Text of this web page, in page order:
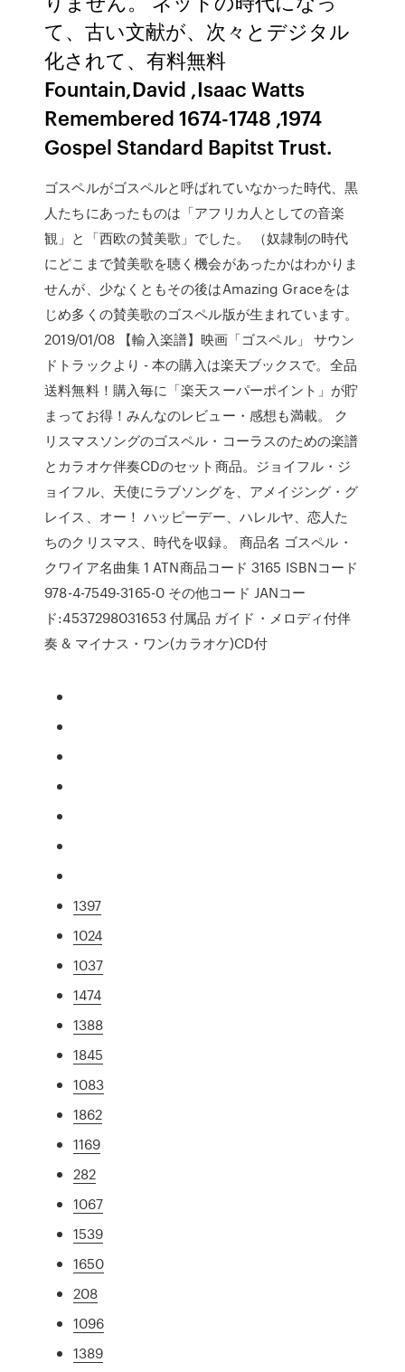
て、古い文献が、次々とデジタル
化されて、有料無料
Fountain,David ,Isaac Watts
Remembered 1674-1748 ,1974
Gospel Standard Bapitst Trust.
ゴスペルがゴスペルと呼ばれていなかった時代、黒
人たちにあったものは「アフリカ人としての音楽
観」と「西欧の賛美歌」でした。 （奴隷制の時代
にどこまで賛美歌を聴く機会があったかはわかりま
せんが、少なくともその後はAmazing Graceをは
じめ多くの賛美歌のゴスペル版が生まれています。
2019/01/08 【輸入楽譜】映画「ゴスペル」 サウン
ドトラックより - 本の購入は楽天ブックスで。全品
送料無料！購入毎に「楽天スーパーポイント」が貯
まってお得！みんなのレビュー・感想も満載。 ク
リスマスソングのゴスペル・コーラスのための楽譜
とカラオケ伴奏CDのセット商品。ジョイフル・ジ
ョイフル、天使にラブソングを、アメイジング・グ
レイス、オー！ ハッピーデー、ハレルヤ、恋人た
ちのクリスマス、時代を収録。 商品名 ゴスペル・
クワイア名曲集 1 ATN商品コード 3165 ISBNコード
978-4-7549-3165-0 その他コード JANコー
ド:4537298031653 付属品 ガイド・メロディ付伴
奏 & マイナス・ワン(カラオケ)CD付
1397
1024
1037
1474
1388
1845
1083
1862
1169
282
1067
1539
1650
208
1096
1389